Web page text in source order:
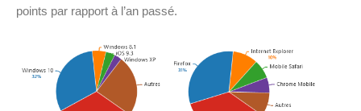
points par rapport à l’an passé.